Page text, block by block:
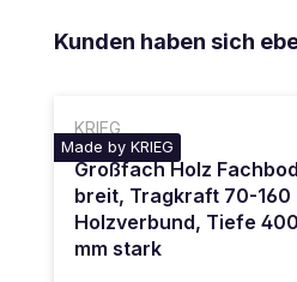
Produktgalerie überspringen
Kunden haben sich
KRIEG
Made by KRIEG
Großfach Holz
breit, Tragkraft 70-160
Holzverbund, Tiefe
mm stark